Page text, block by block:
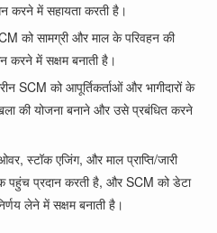
करने में सहायता करती है।
को सामग्री और माल के परिवहन की
करने में सक्षम बनाती है।
SCM को आपूर्तिकर्ताओं और भागीदारों के
की योजना बनाने और उसे प्रबंधित करने
स्टॉक एजिंग, और माल प्राप्ति/जारी
तक पहुंच प्रदान करती है, और SCM को डेटा
लेने में सक्षम बनाती है।